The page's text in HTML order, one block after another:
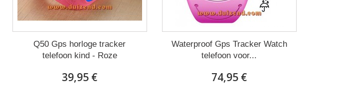
Q50 Gps horloge tracker
telefoon kind - Roze
39,95 €
Waterproof Gps Tracker Watch
telefoon voor...
74,95 €